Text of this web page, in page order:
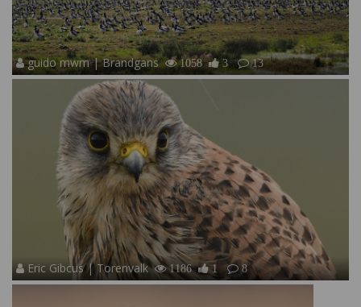
guido mwm | Brandgans 1058 3 13
Eric Gibcus | Torenvalk 1186 1 8